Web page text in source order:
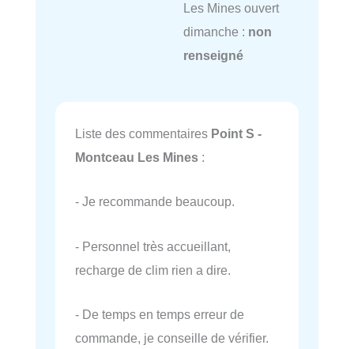
Les Mines ouvert
dimanche : non
renseigné
Liste des commentaires Point S -
Montceau Les Mines :
- Je recommande beaucoup.
- Personnel très accueillant,
recharge de clim rien a dire.
- De temps en temps erreur de
commande, je conseille de vérifier.